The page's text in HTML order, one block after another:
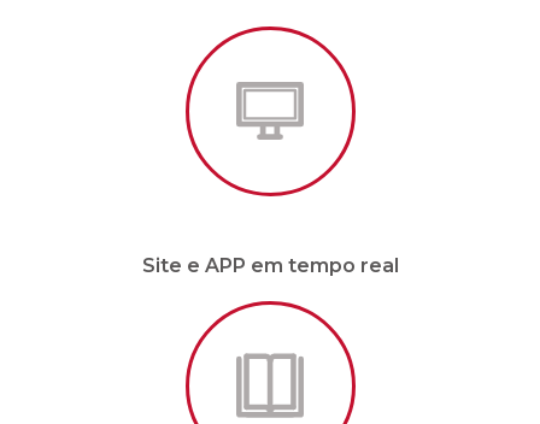
Site e APP em tempo real
Prestação de contas mensal, com total